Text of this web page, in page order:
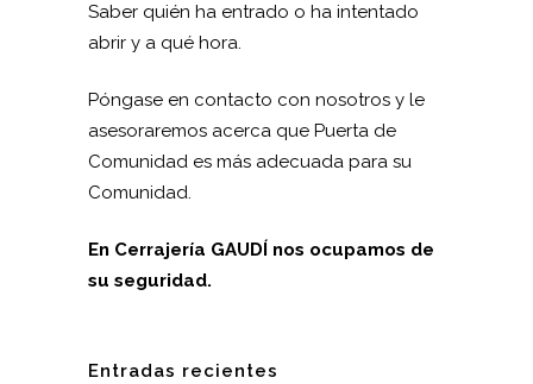
Saber quién ha entrado o ha intentado
abrir y a qué hora.
Póngase en contacto con nosotros y le
asesoraremos acerca que Puerta de
Comunidad es más adecuada para su
Comunidad.
En Cerrajería GAUDÍ nos ocupamos de
su seguridad.
Entradas recientes